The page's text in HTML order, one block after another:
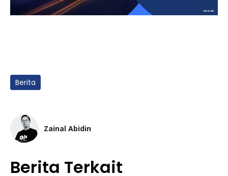
Berita
Zainal Abidin
Berita Terkait